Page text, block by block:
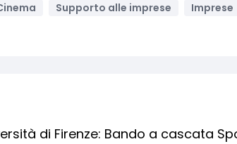
Supporto alle imprese Imprese
di Firenze: Bando a cascata